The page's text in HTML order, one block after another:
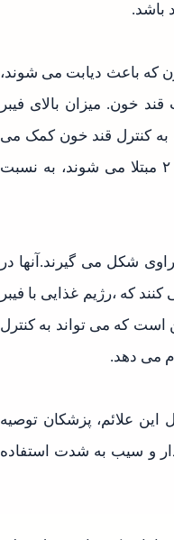
باشد.
که باعث دیابت می شوند،
خون. میزان بالای فیبر
به کنترل قند خون کمک می
کند.زنانی که حداقل یک سیب در روز می خورند، ۲۸ درصد کمتر به دیابت نوع ۲ مبتلا می شوند، به نسبت
شکل می گیرند.آنها در
که ،رژیم غذایی با فیبر
است که می تواند به کنترل
علائم، پزشکان توصیه
دار و سیب به شدت استفاده